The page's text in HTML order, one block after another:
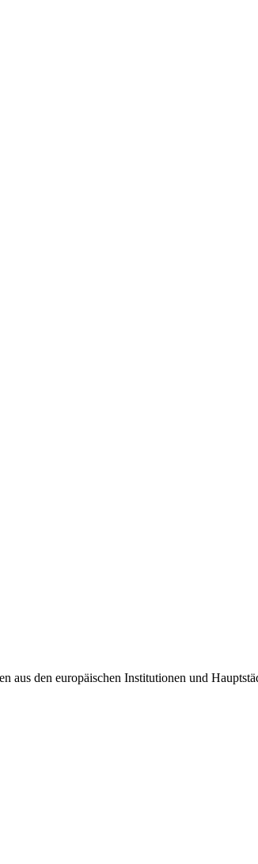
den europäischen Institutionen und